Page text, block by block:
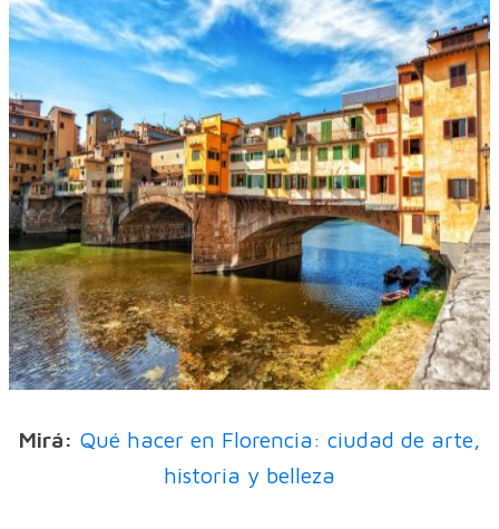
Mirá: Qué hacer en Florencia: ciudad de arte,
historia y belleza